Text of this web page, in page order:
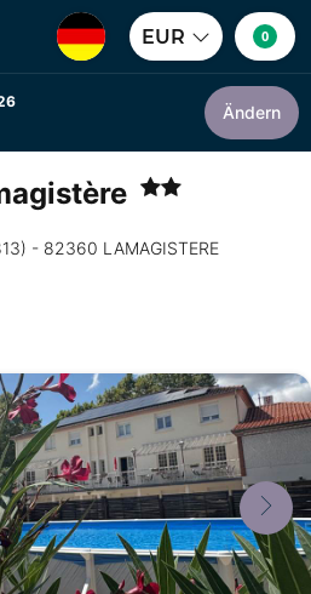
EUR 0
Ändern
- 82360 LAMAGISTERE